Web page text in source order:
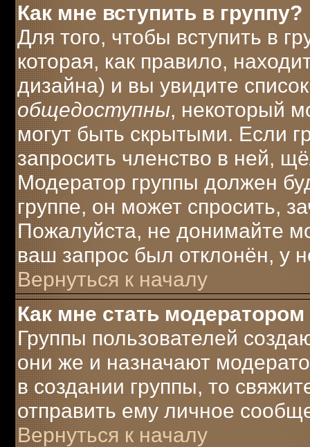
Как мне вступить в группу?
Для того, чтобы вступить в
которая, как правило,
дизайна) и вы увидите
общедоступны, некоторый
могут быть скрытыми. Если
запросить членство в ней,
Модератор группы должен
группе, он может спросить,
Пожалуйста, не донимайте
ваш запрос был отклонён, у
Вернуться к началу
Как мне стать
Группы пользователей
они же и назначают
в создании группы, то
отправить ему личное
Вернуться к началу